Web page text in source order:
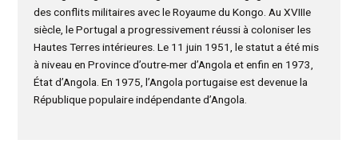
des conflits militaires avec le Royaume du Kongo. Au XVIIIe
siècle, le Portugal a progressivement réussi à coloniser les
Hautes Terres intérieures. Le 11 juin 1951, le statut a été mis
à niveau en Province d’outre-mer d’Angola et enfin en 1973,
État d’Angola. En 1975, l’Angola portugaise est devenue la
République populaire indépendante d’Angola.